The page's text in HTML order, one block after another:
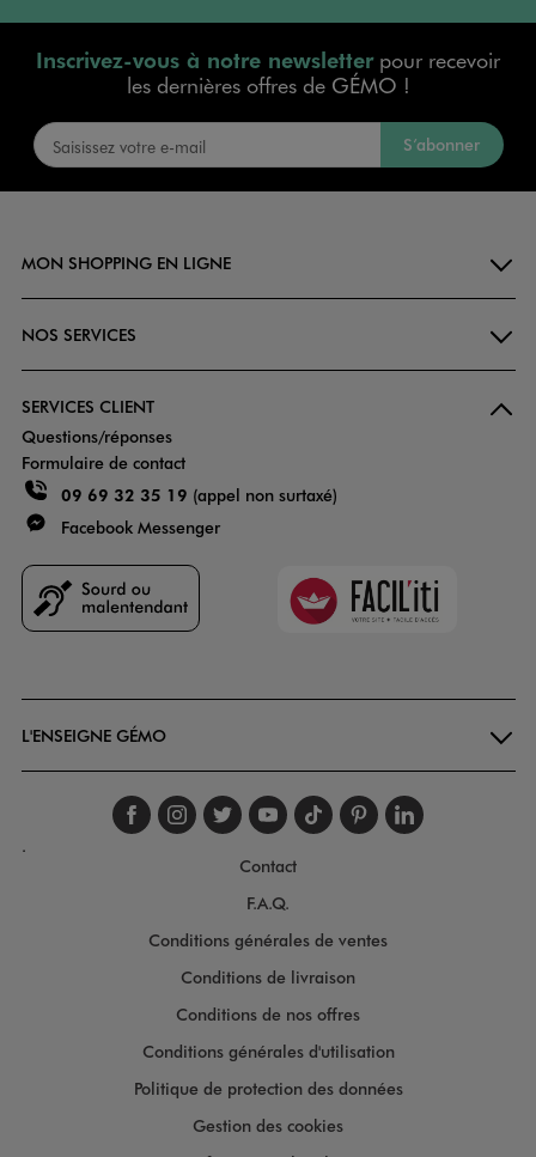
Inscrivez-vous à notre newsletterpour recevoir
les dernières offres de GÉMO !
S’abonner
MON SHOPPING EN LIGNE
NOS SERVICES
SERVICES CLIENT
Questions/réponses
Formulaire de contact
09 69 32 35 19 (appel non surtaxé)
Facebook Messenger
Faciliti
L'ENSEIGNE GÉMO
Suivez-nous sur
Suivez-nous sur
Suivez-nous sur
Suivez-nous
Suivez-nous
Suivez-
.
Contact
F.A.Q.
Conditions générales de ventes
Conditions de livraison
Conditions de nos offres
Conditions générales d'utilisation
Politique de protection des données
Gestion des cookies